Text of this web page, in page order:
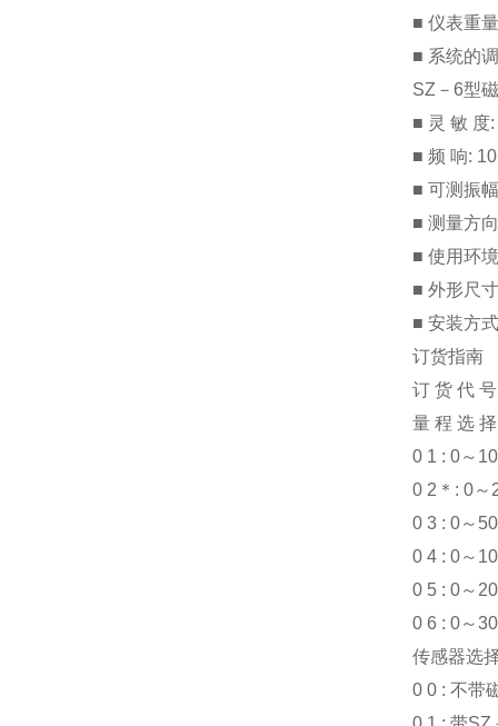
■ 仪表重
■ 系统的
SZ－6型
■ 灵 敏 度
■ 频 响:
■ 可测振
■ 测量方
■ 使用环
■ 外形尺
■ 安装方
订货指南
订 货 代
量 程 选
0 1 : 0～
0 2＊: 0～
0 3 : 0～
0 4 : 0～
0 5 : 0～
0 6 : 0～
传感器选
0 0 : 不带